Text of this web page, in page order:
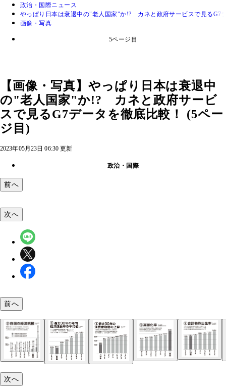
政治・国際ニュース
やっぱり日本は衰退中の"老人国家"か!? カネと政府サービスで見るG7
画像・写真
5ページ目
【画像・写真】やっぱり日本は衰退中
の"老人国家"か!? カネと政府サービ
スで見るG7データを徹底比較！ (5ペー
ジ目)
2023年05月23日 06:30 更新
政治・国際
前へ
次へ
前へ
次へ